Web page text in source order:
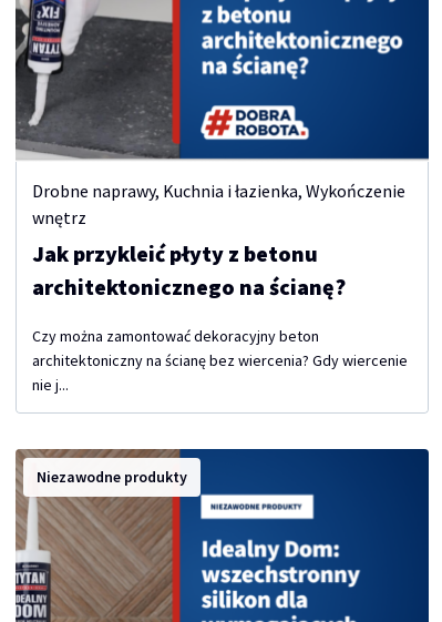
Drobne naprawy, Kuchnia i łazienka, Wykończenie
wnętrz
Jak przykleić płyty z betonu
architektonicznego na ścianę?
Czy można zamontować dekoracyjny beton
architektoniczny na ścianę bez wiercenia? Gdy wiercenie
nie j...
Niezawodne produkty